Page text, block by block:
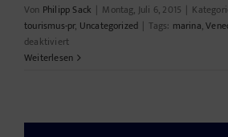
Von Philipp Sack | Montag, Juli 6, 2015 |
tourismus-pr, Uncategorized | Tags: marina,
deaktiviertfür
Eröffnung
Sant`Elena
Weiterlesen